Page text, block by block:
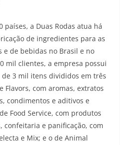
países, a Duas Rodas atua há
de ingredientes para as
de bebidas no Brasil e no
mil clientes, a empresa possui
3 mil itens divididos em três
Flavors, com aromas, extratos
condimentos e aditivos e
Food Service, com produtos
confeitaria e panificação, com
e Mix; e o de Animal